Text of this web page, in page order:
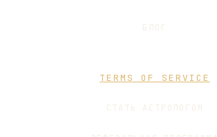
БЛОГ
TERMS OF SERVICE
СТАТЬ АСТРОЛОГОМ